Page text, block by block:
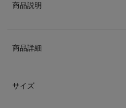
商品説明
商品詳細
サイズ